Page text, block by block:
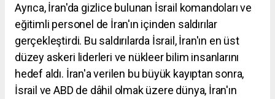
Ayrıca, İran'da gizlice bulunan İsrail komandoları ve
eğitimli personel de İran'ın içinden saldırılar
gerçekleştirdi. Bu saldırılarda İsrail, İran'ın en üst
düzey askeri liderleri ve nükleer bilim insanlarını
hedef aldı. İran'a verilen bu büyük kayıptan sonra,
İsrail ve ABD de dâhil olmak üzere dünya, İran'ın